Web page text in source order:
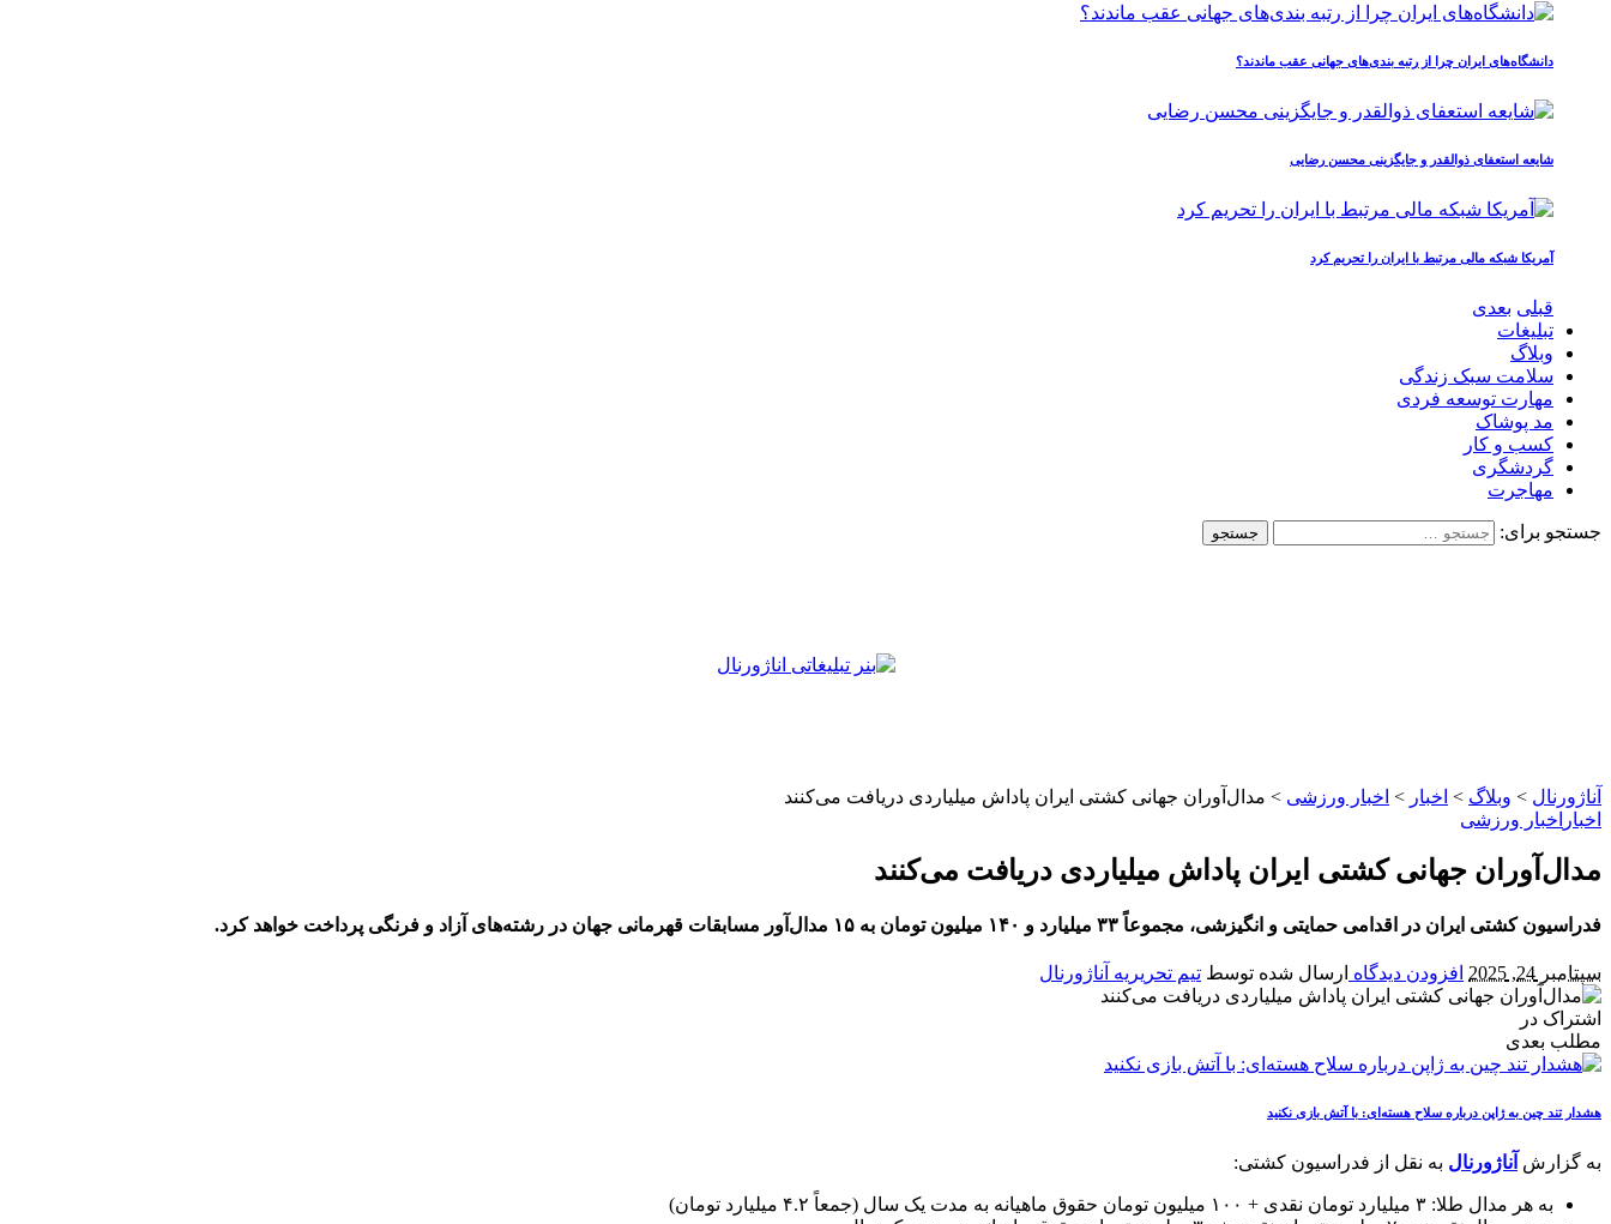
دانشگاه‌های ایران چرا از رتبه‌ بندی‌های جهانی عقب ماندند؟
شایعه استعفای ذوالقدر و جایگزینی محسن رضایی
آمریکا شبکه مالی مرتبط با ایران را تحریم کرد
قبلی بعدی
تبلیغات
وبلاگ
سلامت سبک زندگی
مهارت توسعه فردی
مد پوشاک
کسب و کار
گردشگری
مهاجرت
جستجو برای:
آناژورنال > وبلاگ > اخبار > اخبار ورزشی > مدال‌آوران جهانی کشتی ایران پاداش میلیاردی دریافت می‌کنند
اخبار اخبار ورزشی
مدال‌آوران جهانی کشتی ایران پاداش میلیاردی دریافت می‌کنند
فدراسیون کشتی ایران در اقدامی حمایتی و انگیزشی، مجموعاً ۳۳ میلیارد و ۱۴۰ میلیون تومان به ۱۵ مدال‌آور مسابقات قهرمانی جهان در رشته‌های آزاد و فرنگی پرداخت خواهد کرد.
سپتامبر 24, 2025 افزودن دیدگاه ارسال شده توسط تیم تحریریه آناژورنال
اشتراک در
مطلب بعدی
هشدار تند چین به ژاپن درباره سلاح هسته‌ای: با آتش بازی نکنید
به گزارش آناژورنال به نقل از فدراسیون کشتی:
به هر مدال طلا: ۳ میلیارد تومان نقدی + ۱۰۰ میلیون تومان حقوق ماهیانه به مدت یک سال (جمعاً ۴.۲ میلیارد تومان)